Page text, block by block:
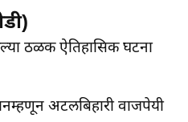
ठळक ऐतिहासिक घटना
अटलबिहारी वाजपेयी